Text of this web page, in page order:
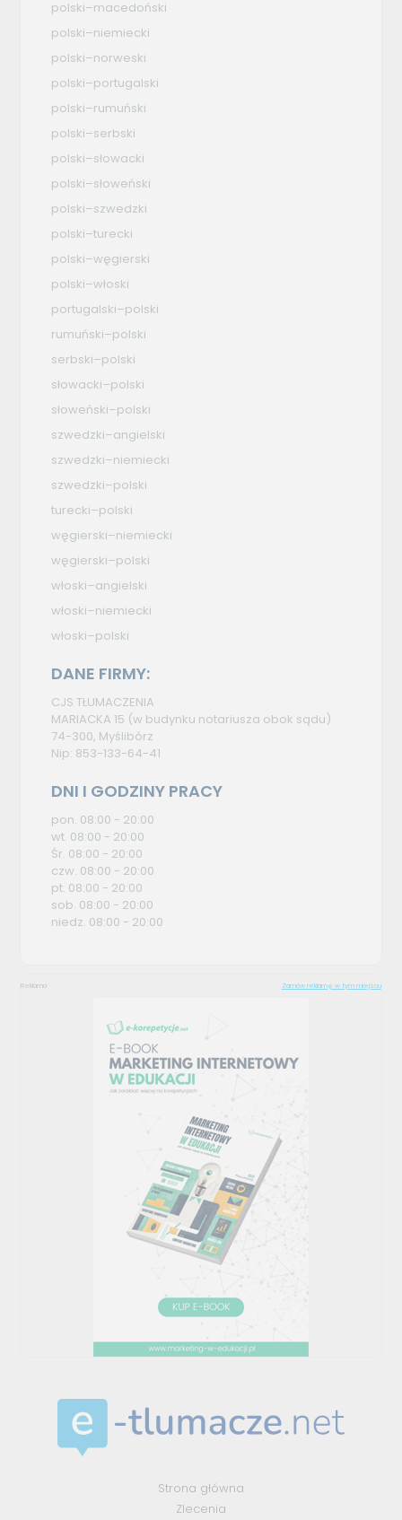
polski–macedoński
polski–niemiecki
polski–norweski
polski–portugalski
polski–rumuński
polski–serbski
polski–słowacki
polski–słoweński
polski–szwedzki
polski–turecki
polski–węgierski
polski–włoski
portugalski–polski
rumuński–polski
serbski–polski
słowacki–polski
słoweński–polski
szwedzki–angielski
szwedzki–niemiecki
szwedzki–polski
turecki–polski
węgierski–niemiecki
węgierski–polski
włoski–angielski
włoski–niemiecki
włoski–polski
DANE FIRMY:
CJS TŁUMACZENIA
MARIACKA 15 (w budynku notariusza obok sądu)
74-300, Myślibórz
Nip: 853-133-64-41
DNI I GODZINY PRACY
pon. 08:00 - 20:00
wt. 08:00 - 20:00
Śr. 08:00 - 20:00
czw. 08:00 - 20:00
pt. 08:00 - 20:00
sob. 08:00 - 20:00
niedz. 08:00 - 20:00
Reklama Zamów reklamę w tym miejscu
Strona główna
Zlecenia